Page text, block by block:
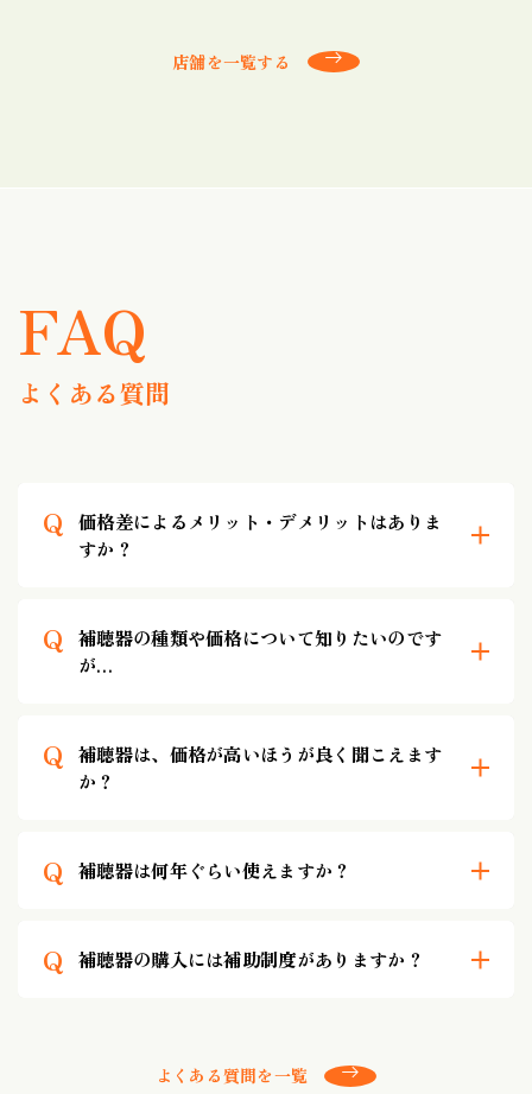
店舗を一覧する
FAQ
よくある質問
Q
価格差によるメリット・デメリットはありま
すか？
Q
補聴器の種類や価格について知りたいのです
が…
Q
補聴器は、価格が高いほうが良く聞こえます
か？
Q 補聴器は何年ぐらい使えますか？
Q 補聴器の購入には補助制度がありますか？
よくある質問を一覧